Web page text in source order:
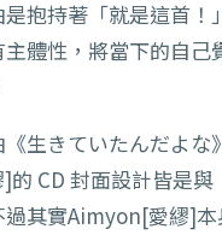
是抱持著「就是這首！
體性， 將當下的自己
生きていたんだよな
的 CD 封面設計皆是
過其實Aimyon[愛繆]本